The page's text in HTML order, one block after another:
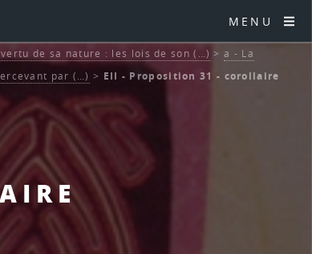
MENU
de sa nature : les lois de son (…) >a - La
par (…) > EII - Proposition 31 - corollaire